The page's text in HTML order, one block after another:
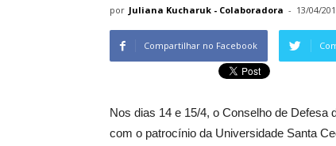
por Juliana Kucharuk - Colaboradora - 13/04/
Compartilhar no Facebook
Nos dias 14 e 15/4, o Conselho de
com o patrocínio da Universidade Santa